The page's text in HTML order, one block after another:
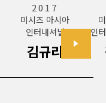
2017
미시즈 아시아
인터내셔널
김규리
인